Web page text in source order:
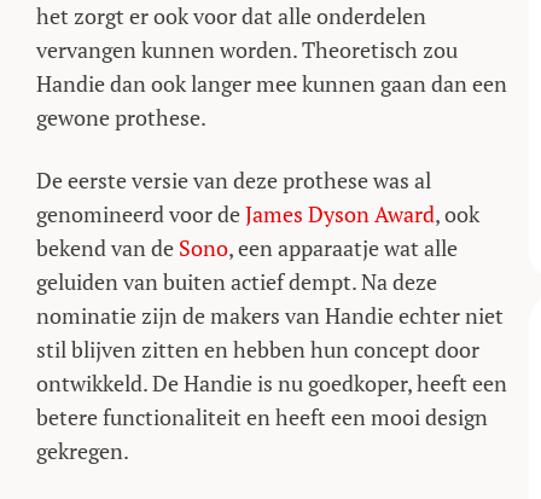
het zorgt er ook voor dat alle onderdelen
vervangen kunnen worden. Theoretisch zou
Handie dan ook langer mee kunnen gaan dan een
gewone prothese.
De eerste versie van deze prothese was al
genomineerd voor deJames Dyson Award, ook
bekend van de Sono, een apparaatje wat alle
geluiden van buiten actief dempt. Na deze
nominatie zijn de makers van Handie echter niet
stil blijven zitten en hebben hun concept door
ontwikkeld. De Handie is nu goedkoper, heeft een
betere functionaliteit en heeft een mooi design
gekregen.